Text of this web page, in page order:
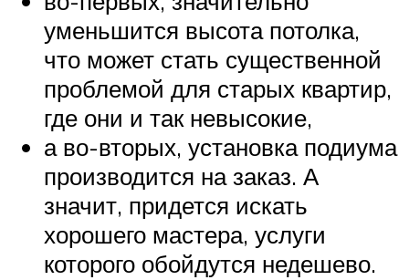
уменьшится высота потолка,
что может стать существенной
проблемой для старых квартир,
где они и так невысокие,
а во-вторых, установка подиума
производится на заказ. А
значит, придется искать
хорошего мастера, услуги
которого обойдутся недешево.